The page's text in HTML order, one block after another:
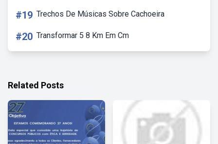
#19 Trechos De Músicas Sobre Cachoeira
#20 Transformar 5 8 Km Em Cm
Related Posts